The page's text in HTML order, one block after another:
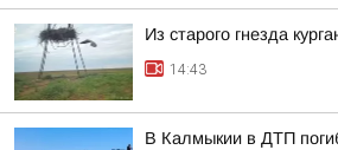
Из старого гнезда
14:43
В Калмыкии в ДТП